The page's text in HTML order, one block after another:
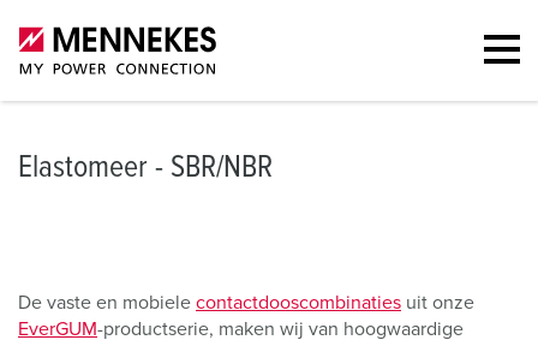
Elastomeer - SBR/NBR
De vaste en mobiele contactdooscombinaties uit onze
EverGUM-productserie, maken wij van hoogwaardige